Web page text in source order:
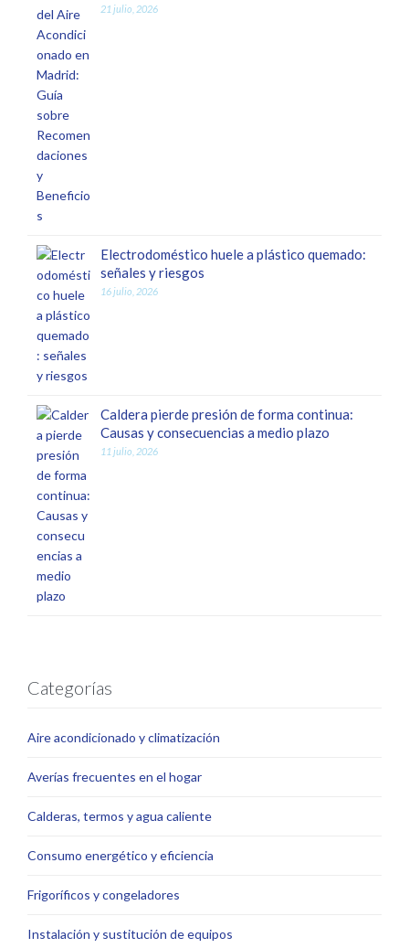
21 julio, 2026
Electrodoméstico huele a plástico quemado:
señales y riesgos
16 julio, 2026
Caldera pierde presión de forma continua:
Causas y consecuencias a medio plazo
11 julio, 2026
Categorías
Aire acondicionado y climatización
Averías frecuentes en el hogar
Calderas, termos y agua caliente
Consumo energético y eficiencia
Frigoríficos y congeladores
Instalación y sustitución de equipos